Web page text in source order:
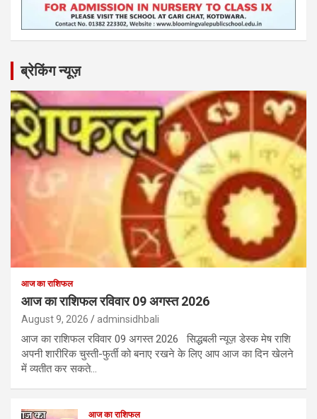
ब्रेकिंग न्यूज़
आज का राशिफल
आज का राशिफल रविवार 09 अगस्त 2026
August 9, 2026 adminsidhbali
आज का राशिफल रविवार 09 अगस्त 2026 सिद्धबली न्यूज़ डेस्क मेष राशि
अपनी शारीरिक चुस्ती-फुर्ती को बनाए रखने के लिए आप आज का दिन खेलने
में व्यतीत कर सकते…
आज का राशिफल